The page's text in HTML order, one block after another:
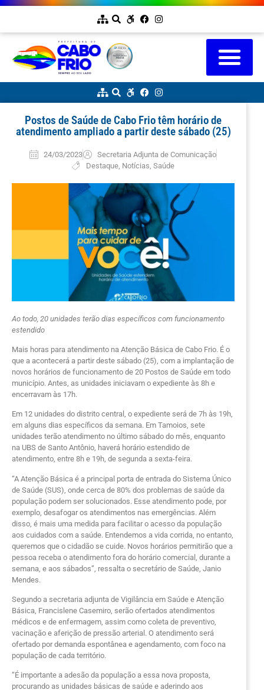
Postos de Saúde de Cabo Frio têm horário de
atendimento ampliado a partir deste sábado (25)
24/03/2023
Secretaria Adjunta de Comunicação
Destaque, Notícias Saúde
Ao todo, 20 unidades terão dias específicos com funcionamento
estendido
Mais horas para atendimento na Atenção Básica de Cabo Frio. É o
que a acontecerá a partir deste sábado (25), com a implantação de
novos horários de funcionamento de 20 Postos de Saúde em todo
município. Antes, as unidades iniciavam o expediente às 8h e
encerravam às 17h.
Em 12 unidades do distrito central, o expediente será de 7h às 19h,
em alguns dias específicos da semana. Em Tamoios, sete
unidades terão atendimento no último sábado do mês, enquanto
na UBS de Santo Antônio, haverá horário estendido de
atendimento, entre 8h e 19h, de segunda a sexta-feira.
“A Atenção Básica é a principal porta de entrada do Sistema Único
de Saúde (SUS), onde cerca de 80% dos problemas de saúde da
população podem ser solucionados. Esse atendimento pode, por
exemplo, desafogar os atendimentos nas emergências. Além
disso, é mais uma medida para facilitar o acesso da população
aos cuidados com a saúde. Entendemos a vida corrida, no entanto,
queremos que o cidadão se cuide. Novos horários permitirão que a
pessoa receba o atendimento fora do horário comercial, durante a
semana, e aos sábados”, ressalta o secretário de Saúde, Janio
Mendes.
Segundo a secretaria adjunta de Vigilância em Saúde e Atenção
Básica, Francislene Casemiro, serão ofertados atendimentos
médicos e de enfermagem, assim como coleta de preventivo,
vacinação e aferição de pressão arterial. O atendimento será
ofertado por demanda espontânea e agendamento, com foco na
população de cada território.
“É importante a adesão da população a essa nova proposta,
procurando as unidades básicas de saúde e aderindo aos